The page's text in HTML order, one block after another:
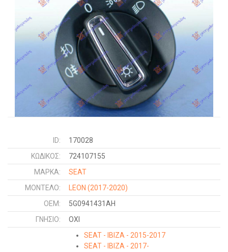
ID:
170028
ΚΩΔΙΚΌΣ:
724107155
ΜΑΡΚΑ:
SEAT
ΜΟΝΤΕΛΟ:
LEON (2017-2020)
OEM:
5G0941431AH
ΓΝΉΣΙΟ:
ΟΧΙ
SEAT - IBIZA - 2015-2017
SEAT - IBIZA - 2017-